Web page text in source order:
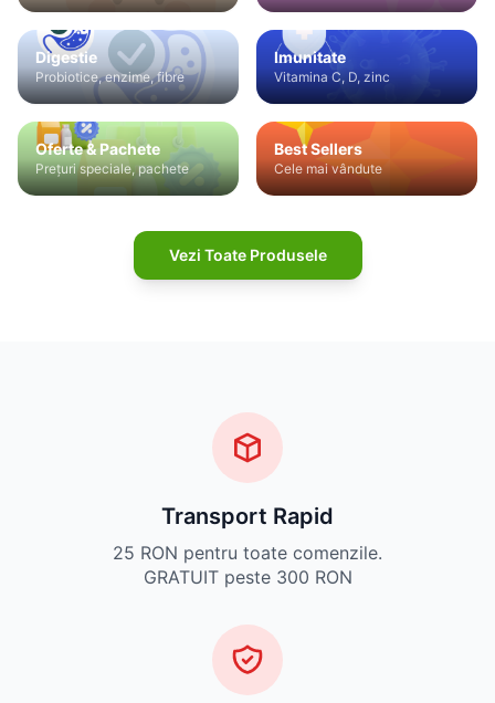
Digestie
Probiotice, enzime, fibre
Imunitate
Vitamina C, D, zinc
Oferte & Pachete
Prețuri speciale, pachete
Best Sellers
Cele mai vândute
Vezi Toate Produsele
Transport Rapid
25 RON pentru toate comenzile.
GRATUIT peste 300 RON